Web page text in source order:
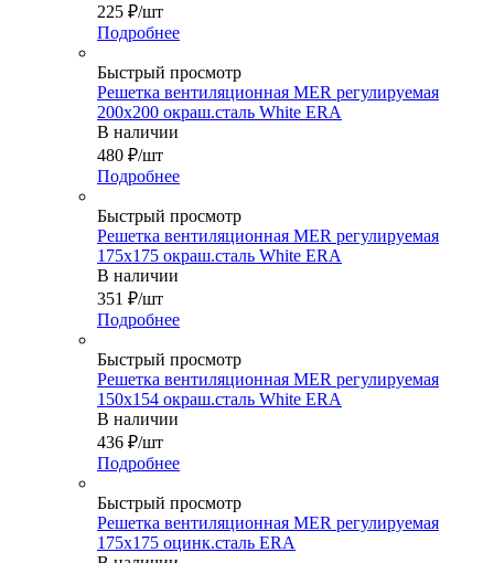
225 ₽/шт
Подробнее
Быстрый просмотр
Решетка вентиляционная MER регулируемая
200х200 окраш.сталь White ERA
В наличии
480 ₽/шт
Подробнее
Быстрый просмотр
Решетка вентиляционная MER регулируемая
175х175 окраш.сталь White ERA
В наличии
351 ₽/шт
Подробнее
Быстрый просмотр
Решетка вентиляционная MER регулируемая
150x154 окраш.сталь White ERA
В наличии
436 ₽/шт
Подробнее
Быстрый просмотр
Решетка вентиляционная MER регулируемая
175х175 оцинк.сталь ERA